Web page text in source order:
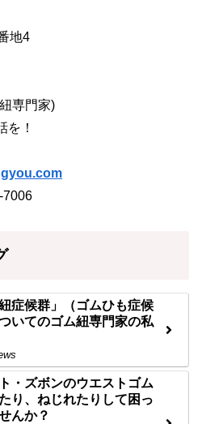
地4
専門家)
を！
7006
紐症候群」（ゴムひも症候
いてのゴム紐専門家の私
・ズボンのウエストゴム
り、ねじれたりして困っ
んか？